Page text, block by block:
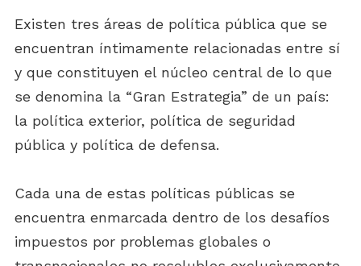
Existen tres áreas de política pública que se
encuentran íntimamente relacionadas entre sí
y que constituyen el núcleo central de lo que
se denomina la “Gran Estrategia” de un país:
la política exterior, política de seguridad
pública y política de defensa.
Cada una de estas políticas públicas se
encuentra enmarcada dentro de los desafíos
impuestos por problemas globales o